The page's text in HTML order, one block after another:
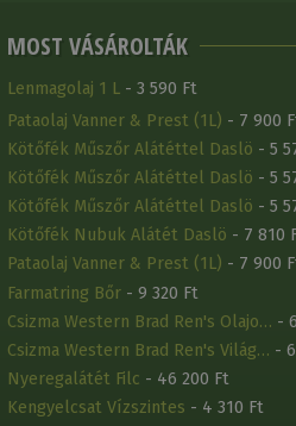
MOST VÁSÁROLTÁK
Lenmagolaj 1 L - 3 590 Ft
Pataolaj Vanner & Prest (1L) - 7 900
Kötőfék Műszőr Alátéttel Daslö - 5
Kötőfék Műszőr Alátéttel Daslö - 5
Kötőfék Műszőr Alátéttel Daslö - 5
Kötőfék Nubuk Alátét Daslö - 7 810
Pataolaj Vanner & Prest (1L) - 7 900
Farmatring Bőr - 9 320 Ft
Csizma Western Brad Ren's Olajo… -
Csizma Western Brad Ren's Világ… -
Nyeregalátét Filc - 46 200 Ft
Kengyelcsat Vízszintes - 4 310 Ft